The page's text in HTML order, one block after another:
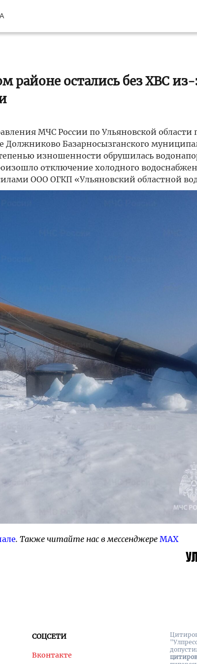
районе остались без ХВС из-
МЧС России по Ульяновской области
Должниково Базарносызганского
изношенности обрушилась
отключение холодного
ООО ОГКП «Ульяновский областной
. Также читайте нас в мессенджере MAX
СОЦСЕТИ
Вконтакте